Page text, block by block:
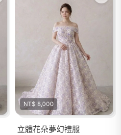
NT$ 8,000
立體花朵夢幻禮服